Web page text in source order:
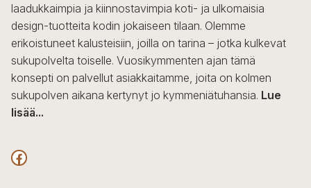
laadukkaimpia ja kiinnostavimpia koti- ja ulkomaisia
design-tuotteita kodin jokaiseen tilaan. Olemme
erikoistuneet kalusteisiin, joilla on tarina – jotka kulkevat
sukupolvelta toiselle. Vuosikymmenten ajan tämä
konsepti on palvellut asiakkaitamme, joita on kolmen
sukupolven aikana kertynyt jo kymmeniätuhansia. Lue
lisää...
F